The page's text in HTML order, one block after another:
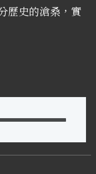
歷史的滄桑，實